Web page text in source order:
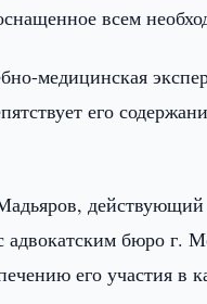
всем
медицинская
его
бюро г.
его участия в